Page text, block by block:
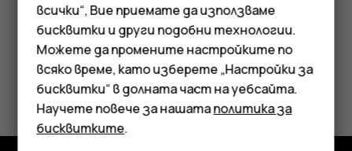
Смартфони
Мобилни телефони
Аксесоари
Таблети
Полезен ли беше този отговор?
Да Не
всички“, Вие приемате да използваме
бисквитки и други подобни технологии.
Можете да промените настройките по
всяко време, като изберете „Настройки за
бисквитки“ в долната част на уебсайта.
Научете повече за нашатаполитика за
бисквитките.